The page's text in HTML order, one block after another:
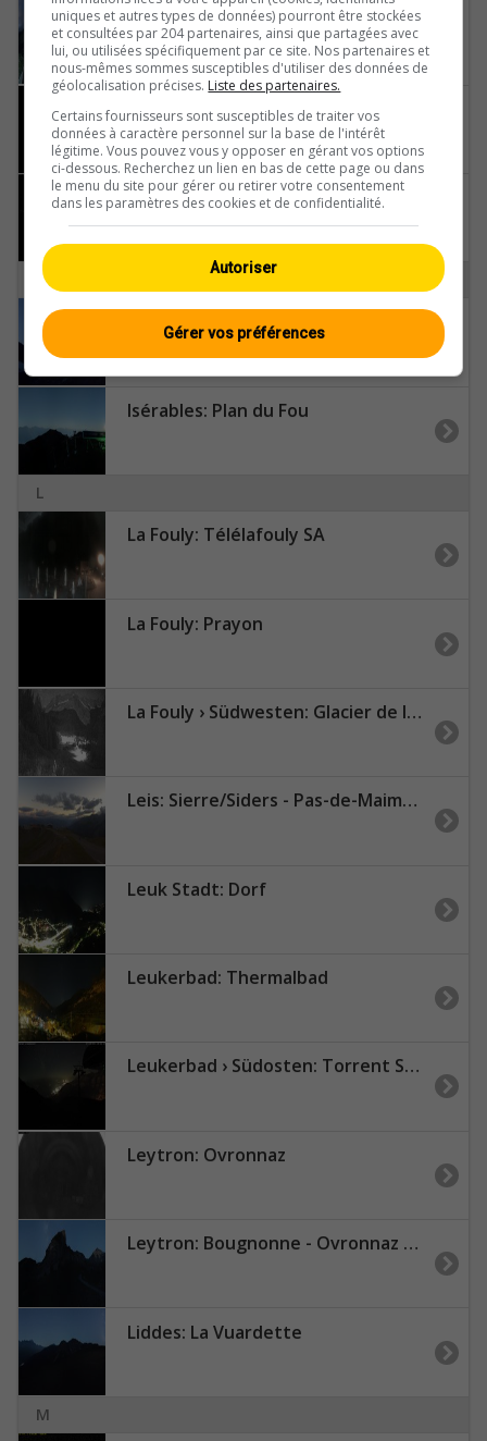
Hérémence: Barrage - Grande Dixence
Hérémence › Süden: Les Masses - Grande Dixence Dam - Mont Collon
Hérémence: Euseigne, Pyramides d'Euseigne - Euseigne, Village - Saint-Martin - Val d’Hérens - Dent Blanche
Isérables: Prarion-Balavaud
Isérables: Plan du Fou
L
La Fouly: Télélafouly SA
La Fouly: Prayon
La Fouly › Südwesten: Glacier de l'A Neuve - Mont Dolent - Mont Blanc massif
Leis: Sierre/Siders - Pas-de-Maimbré - Sion
Leuk Stadt: Dorf
Leukerbad: Thermalbad
Leukerbad › Südosten: Torrent Schwalbennest
Leytron: Ovronnaz
Leytron: Bougnonne - Ovronnaz Télé
Liddes: La Vuardette
M
uniques et autres types de données) pourront être stockées
et consultées par 204 partenaires, ainsi que partagées avec
lui, ou utilisées spécifiquement par ce site. Nos partenaires et
nous-mêmes sommes susceptibles d'utiliser des données de
géolocalisation précises. Liste des partenaires.
Certains fournisseurs sont susceptibles de traiter vos
données à caractère personnel sur la base de l'intérêt
légitime. Vous pouvez vous y opposer en gérant vos options
ci-dessous. Recherchez un lien en bas de cette page ou dans
le menu du site pour gérer ou retirer votre consentement
dans les paramètres des cookies et de confidentialité.
Autoriser
Gérer vos préférences